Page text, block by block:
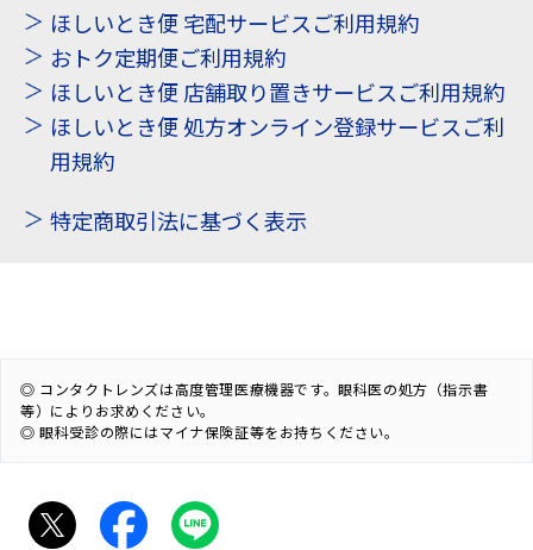
◎ コンタクトレンズは高度管理医療機器です。眼科医の処方（指示書
等）によりお求めください。
◎ 眼科受診の際にはマイナ保険証等をお持ちください。